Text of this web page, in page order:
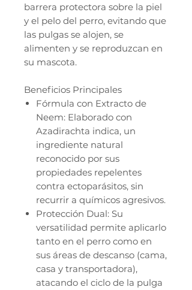
barrera protectora sobre la piel
y el pelo del perro, evitando que
las pulgas se alojen, se
alimenten y se reproduzcan en
su mascota.
Beneficios Principales
Fórmula con Extracto de
Neem: Elaborado con
Azadirachta indica, un
ingrediente natural
reconocido por sus
propiedades repelentes
contra ectoparásitos, sin
recurrir a químicos agresivos.
Protección Dual: Su
versatilidad permite aplicarlo
tanto en el perro como en
sus áreas de descanso (cama,
casa y transportadora),
atacando el ciclo de la pulga